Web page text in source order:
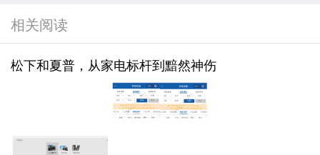
相关阅读
松下和夏普，从家电标杆到黯然神伤